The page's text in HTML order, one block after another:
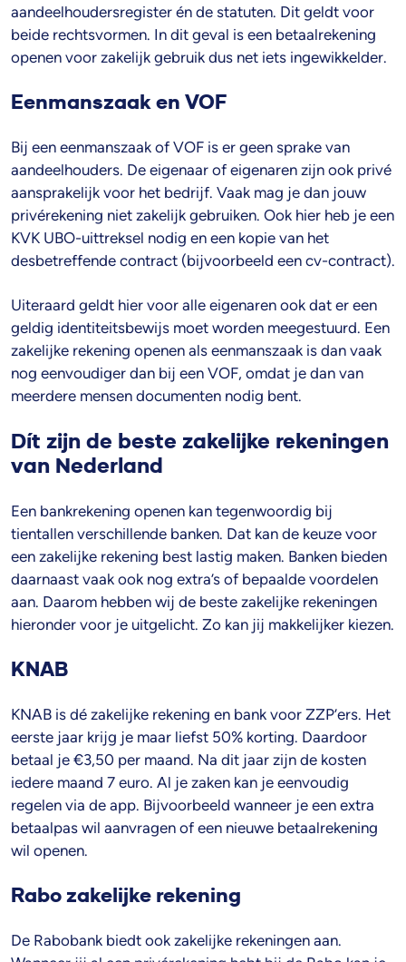
aandeelhoudersregister én de statuten. Dit geldt voor
beide rechtsvormen. In dit geval is een betaalrekening
openen voor zakelijk gebruik dus net iets ingewikkelder.
Eenmanszaak en VOF
Bij een eenmanszaak of VOF is er geen sprake van
aandeelhouders. De eigenaar of eigenaren zijn ook privé
aansprakelijk voor het bedrijf. Vaak mag je dan jouw
privérekening niet zakelijk gebruiken. Ook hier heb je een
KVK UBO-uittreksel nodig en een kopie van het
desbetreffende contract (bijvoorbeeld een cv-contract).
Uiteraard geldt hier voor alle eigenaren ook dat er een
geldig identiteitsbewijs moet worden meegestuurd. Een
zakelijke rekening openen als eenmanszaak is dan vaak
nog eenvoudiger dan bij een VOF, omdat je dan van
meerdere mensen documenten nodig bent.
Dít zijn de beste zakelijke rekeningen
van Nederland
Een bankrekening openen kan tegenwoordig bij
tientallen verschillende banken. Dat kan de keuze voor
een zakelijke rekening best lastig maken. Banken bieden
daarnaast vaak ook nog extra’s of bepaalde voordelen
aan. Daarom hebben wij de beste zakelijke rekeningen
hieronder voor je uitgelicht. Zo kan jij makkelijker kiezen.
KNAB
KNAB is dé zakelijke rekening en bank voor ZZP’ers. Het
eerste jaar krijg je maar liefst 50% korting. Daardoor
betaal je €3,50 per maand. Na dit jaar zijn de kosten
iedere maand 7 euro. Al je zaken kan je eenvoudig
regelen via de app. Bijvoorbeeld wanneer je een extra
betaalpas wil aanvragen of een nieuwe betaalrekening
wil openen.
Rabo zakelijke rekening
De Rabobank biedt ook zakelijke rekeningen aan.